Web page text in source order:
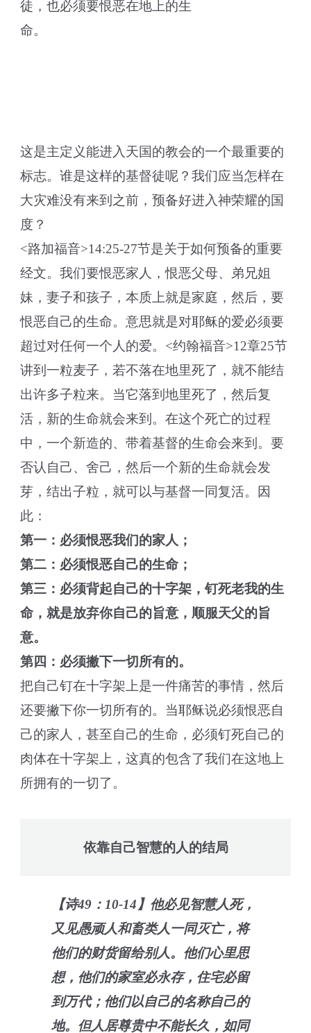
徒，也必须要恨恶在地上的生
命。
这是主定义能进入天国的教会的一个最重要的
标志。谁是这样的基督徒呢？我们应当怎样在
大灾难没有来到之前，预备好进入神荣耀的国
度？
<路加福音>14:25-27节是关于如何预备的重要
经文。我们要恨恶家人，恨恶父母、弟兄姐
妹，妻子和孩子，本质上就是家庭，然后，要
恨恶自己的生命。意思就是对耶稣的爱必须要
超过对任何一个人的爱。<约翰福音>12章25节
讲到一粒麦子，若不落在地里死了，就不能结
出许多子粒来。当它落到地里死了，然后复
活，新的生命就会来到。在这个死亡的过程
中，一个新造的、带着基督的生命会来到。要
否认自己、舍己，然后一个新的生命就会发
芽，结出子粒，就可以与基督一同复活。因
此：
第一：必须恨恶我们的家人；
第二：必须恨恶自己的生命；
第三：必须背起自己的十字架，钉死老我的生
命，就是放弃你自己的旨意，顺服天父的旨
意。
第四：必须撇下一切所有的。
把自己钉在十字架上是一件痛苦的事情，然后
还要撇下你一切所有的。当耶稣说必须恨恶自
己的家人，甚至自己的生命，必须钉死自己的
肉体在十字架上，这真的包含了我们在这地上
所拥有的一切了。
依靠自己智慧的人的结局
【诗49：10-14】他必见智慧人死，
又见愚顽人和畜类人一同灭亡，将
他们的财货留给别人。他们心里思
想，他们的家室必永存，住宅必留
到万代；他们以自己的名称自己的
地。但人居尊贵中不能长久，如同